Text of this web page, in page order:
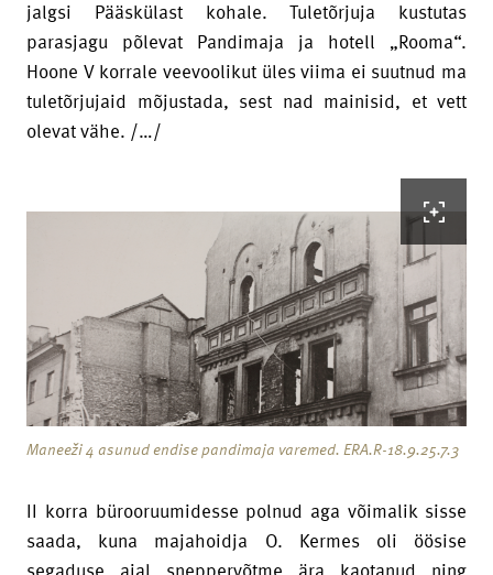
jalgsi Pääskülast kohale. Tuletõrjuja kustutas
parasjagu põlevat Pandimaja ja hotell „Rooma“.
Hoone V korrale veevoolikut üles viima ei suutnud ma
tuletõrjujaid mõjustada, sest nad mainisid, et vett
olevat vähe. /…/
Maneeži 4 asunud endise pandimaja varemed. ERA.R-18.9.25.7.3
II korra bürooruumidesse polnud aga võimalik sisse
saada, kuna majahoidja O. Kermes oli öösise